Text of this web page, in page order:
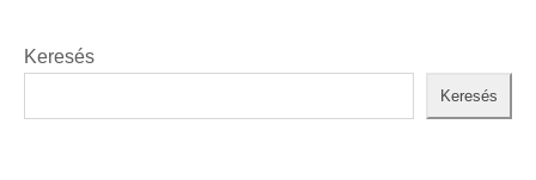
Keresés
Keresés